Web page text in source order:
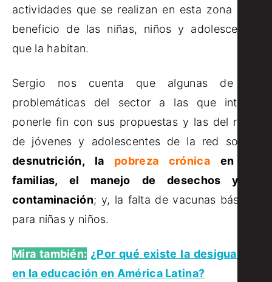
actividades que se realizan en esta zona para
beneficio de las niñas, niños y adolescentes
que la habitan.
Sergio nos cuenta que algunas de las
problemáticas del sector a las que intenta
ponerle fin con sus propuestas y las del resto
de jóvenes y adolescentes de la red son la
desnutrición, la pobreza crónicaen las
familias, el manejo de desechos y la
contaminación; y, la falta de vacunas básicas
para niñas y niños.
Mira también: ¿Por qué existe la desigualdad
en la educación en América Latina?